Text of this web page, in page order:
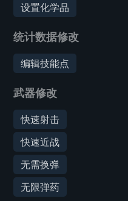
设置化学品
统计数据修改
编辑技能点
武器修改
快速射击
快速近战
无需换弹
无限弹药